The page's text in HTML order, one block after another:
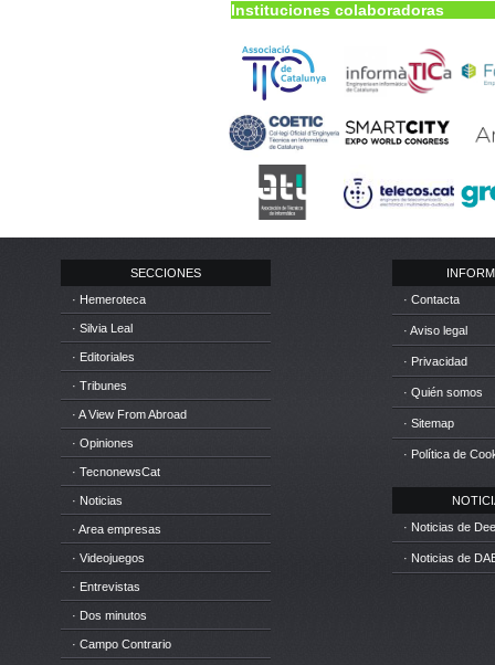
Instituciones colaboradoras
SECCIONES
· Hemeroteca
· Silvia Leal
· Editoriales
· Tribunes
· A View From Abroad
· Opiniones
· TecnonewsCat
· Noticias
· Area empresas
· Videojuegos
· Entrevistas
· Dos minutos
· Campo Contrario
· Contacta
· Aviso legal
· Privacidad
· Quién somos
· Sitemap
· Política de
· Noticias de
· Noticias de